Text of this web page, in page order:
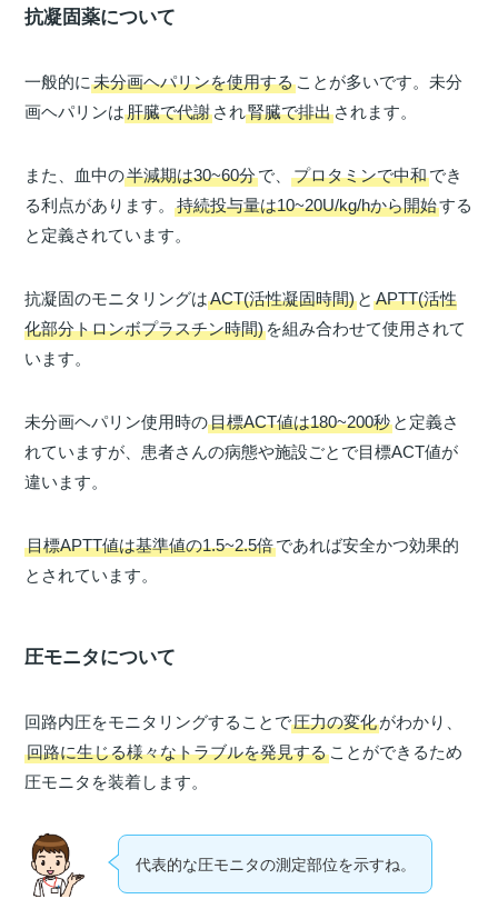
抗凝固薬について
一般的に未分画ヘパリンを使用する ことが多いです。未分
画ヘパリンは肝臓で代謝 され腎臓で排出 されます。
また、血中の半減期は30~60分で、プロタミンで中和でき
る利点があります。持続投与量は10~20U/kg/hから開始する
と定義されています。
抗凝固のモニタリングはACT(活性凝固時間) とAPTT(活性
化部分トロンボプラスチン時間) を組み合わせて使用されて
います。
未分画ヘパリン使用時の目標ACT値は180~200秒 と定義さ
れていますが、患者さんの病態や施設ごとで目標ACT値が
違います。
目標APTT値は基準値の1.5~2.5倍であれば安全かつ効果的
とされています。
圧モニタについて
回路内圧をモニタリングすることで圧力の変化がわかり、
回路に生じる様々なトラブルを発見する ことができるため
圧モニタを装着します。
代表的な圧モニタの測定部位を示すね。